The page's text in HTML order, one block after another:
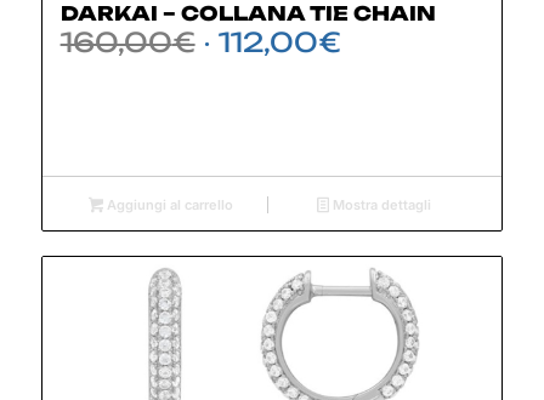
DARKAI – COLLANA TIE CHAIN
160,00€ Il 112,00€Il
Aggiungi al carrello Mostra dettagli